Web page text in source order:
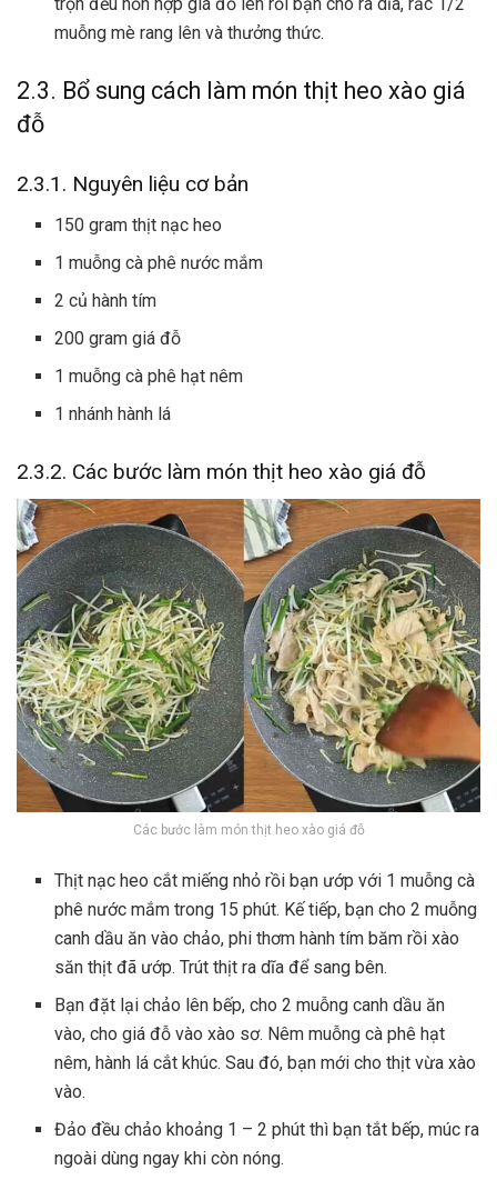
muỗng mè rang lên và thưởng thức.
2.3. Bổ sung cách làm món thịt heo xào giá
đỗ
2.3.1. Nguyên liệu cơ bản
150 gram thịt nạc heo
1 muỗng cà phê nước mắm
2 củ hành tím
200 gramgiá đỗ
1 muỗng cà phê hạt nêm
1 nhánh hành lá
2.3.2. Các bước làm món thịt heo xào giá đỗ
Các bước làm món thịt heo xào giá đỗ
Thịt nạc heo cắt miếng nhỏ rồi bạn ướp với 1 muỗng cà
phê nước mắm trong 15 phút. Kế tiếp, bạn cho 2 muỗng
canh dầu ăn vào chảo, phi thơm hành tím băm rồi xào
săn thịt đã ướp. Trút thịt ra dĩa để sang bên.
Bạn đặt lại chảo lên bếp, cho 2 muỗng canh dầu ăn
vào, cho giá đỗ vào xào sơ. Nêm muỗng cà phê hạt
nêm, hành lá cắt khúc. Sau đó, bạn mới cho thịt vừa xào
vào.
Đảo đều chảo khoảng 1 – 2 phút thì bạn tắt bếp, múc ra
ngoài dùng ngay khi còn nóng.